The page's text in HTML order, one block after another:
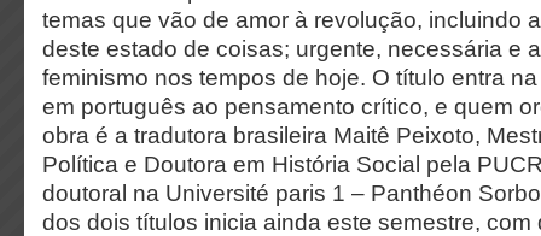
temas que vão de amor à revolução, incluindo
deste estado de coisas; urgente, necessária e
feminismo nos tempos de hoje. O título entra
em português ao pensamento crítico, e quem
obra é a tradutora brasileira Maitê Peixoto,
Política e Doutora em História Social pela
doutoral na Université paris 1 – Panthéon
dos dois títulos inicia ainda este semestre, com